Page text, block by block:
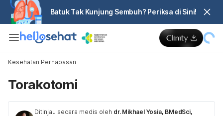
Batuk Tak Kunjung Sembuh? Periksa di Sini!
Kesehatan Pernapasan
Torakotomi
Ditinjau secara medis oleh dr. Mikhael Yosia, BMedSci,